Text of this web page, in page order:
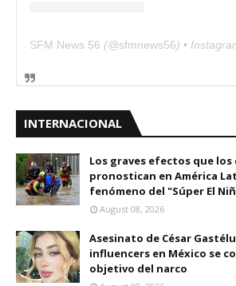
SFM News 56 (@sfmnews56) •
INTERNACIONAL
Los graves efectos que
pronostican en América
fenómeno del "Súper El
August 08, 2026
Asesinato de César
influencers en México se
objetivo del narco